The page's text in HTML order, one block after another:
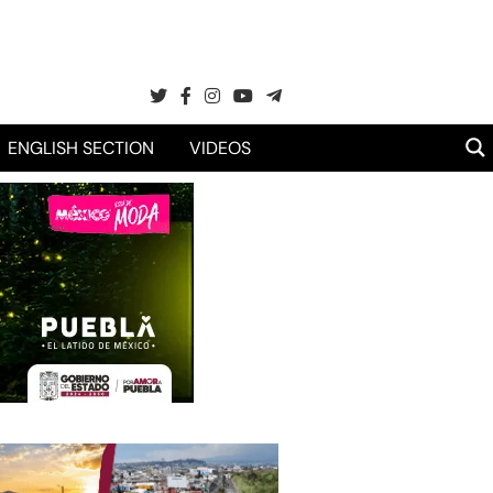
ENGLISH SECTION VIDEOS